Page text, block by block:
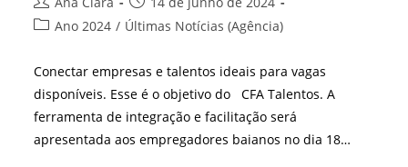
do
publicado:
Categoria
post:
Ano 2024 / Últimas Notícias (Agência)
Conectar empresas e talentos ideais para vagas
disponíveis. Esse é o objetivo do CFA Talentos. A
ferramenta de integração e facilitação será
apresentada aos empregadores baianos no dia 18…